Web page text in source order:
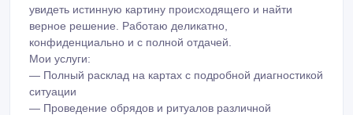
увидеть истинную картину происходящего и найти
верное решение. Работаю деликатно,
конфиденциально и с полной отдачей.
Мои услуги:
— Полный расклад на картах с подробной диагностикой
ситуации
— Проведение обрядов и ритуалов различной